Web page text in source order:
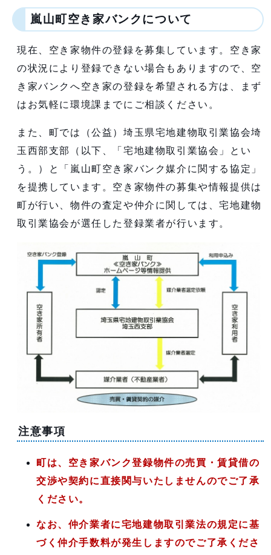
嵐山町空き家バンクについて
現在、空き家物件の登録を募集しています。空き家
の状況により登録できない場合もありますので、空
き家バンクへ空き家の登録を希望される方は、まず
はお気軽に環境課までにご相談ください。
また、町では（公益）埼玉県宅地建物取引業協会埼
玉西部支部（以下、「宅地建物取引業協会」とい
う。）と「嵐山町空き家バンク媒介に関する協定」
を提携しています。空き家物件の募集や情報提供は
町が行い、物件の査定や仲介に関しては、宅地建物
取引業協会が選任した登録業者が行います。
注意事項
町は、空き家バンク登録物件の売買・賃貸借の
交渉や契約に直接関与いたしませんのでご了承
ください。
なお、仲介業者に宅地建物取引業法の規定に基
づく仲介手数料が発生しますのでご了承くださ